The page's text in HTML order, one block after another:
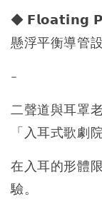
◆ 𝗙𝗹𝗼𝗮𝘁𝗶𝗻𝗴
懸浮平衡導管
-
二聲道與耳罩
「入耳式歌劇
在入耳的形體
驗。